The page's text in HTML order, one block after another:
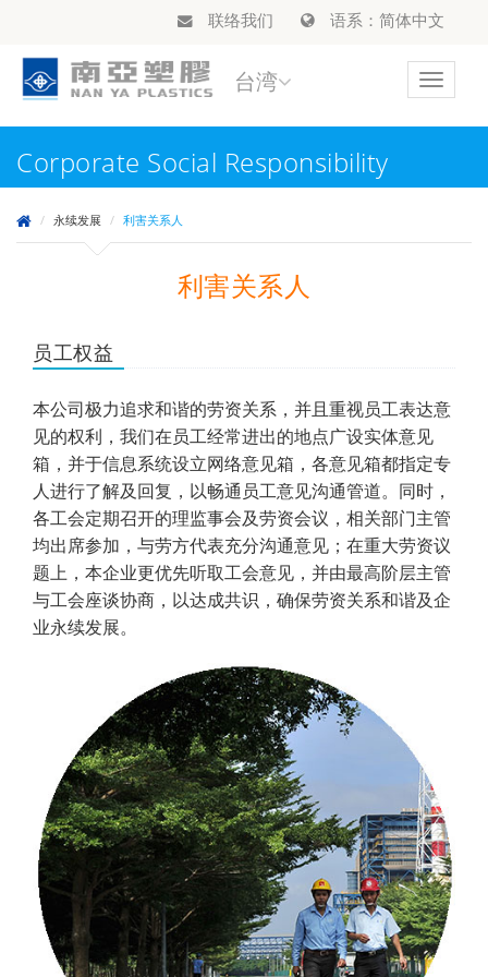
联络我们 语系：简体中文
Toggle
台湾
Corporate Social Responsibility
永续发展 利害关系人
利害关系人
员工权益
本公司极力追求和谐的劳资关系，并且重视员工表达意
见的权利，我们在员工经常进出的地点广设实体意见
箱，并于信息系统设立网络意见箱，各意见箱都指定专
人进行了解及回复，以畅通员工意见沟通管道。同时，
各工会定期召开的理监事会及劳资会议，相关部门主管
均出席参加，与劳方代表充分沟通意见；在重大劳资议
题上，本企业更优先听取工会意见，并由最高阶层主管
与工会座谈协商，以达成共识，确保劳资关系和谐及企
业永续发展。